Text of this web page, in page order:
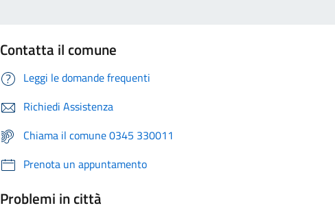
Contatta il comune
Leggi le domande frequenti
Richiedi Assistenza
Chiama il comune 0345 330011
Prenota un appuntamento
Problemi in città